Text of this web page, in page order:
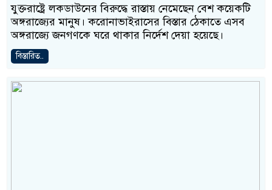
যুক্তরাষ্ট্রে লকডাউনের বিরুদ্ধে রাস্তায় নেমেছেন বেশ কয়েকটি
অঙ্গরাজ্যের মানুষ। করোনাভাইরাসের বিস্তার ঠেকাতে এসব
অঙ্গরাজ্যে জনগণকে ঘরে থাকার নির্দেশ দেয়া হয়েছে।
বিস্তারিত..